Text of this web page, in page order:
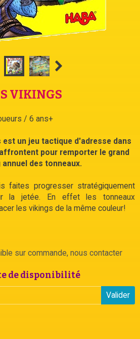
VIKINGS
/ 6 ans+
est un jeu tactique d'adresse dans
pour remporter le grand
annuel des tonneaux.
faites progresser stratégiquement
la jetée. En effet les tonneaux
les vikings de la même couleur!
sur commande, nous contacter
de disponibilité
Valider